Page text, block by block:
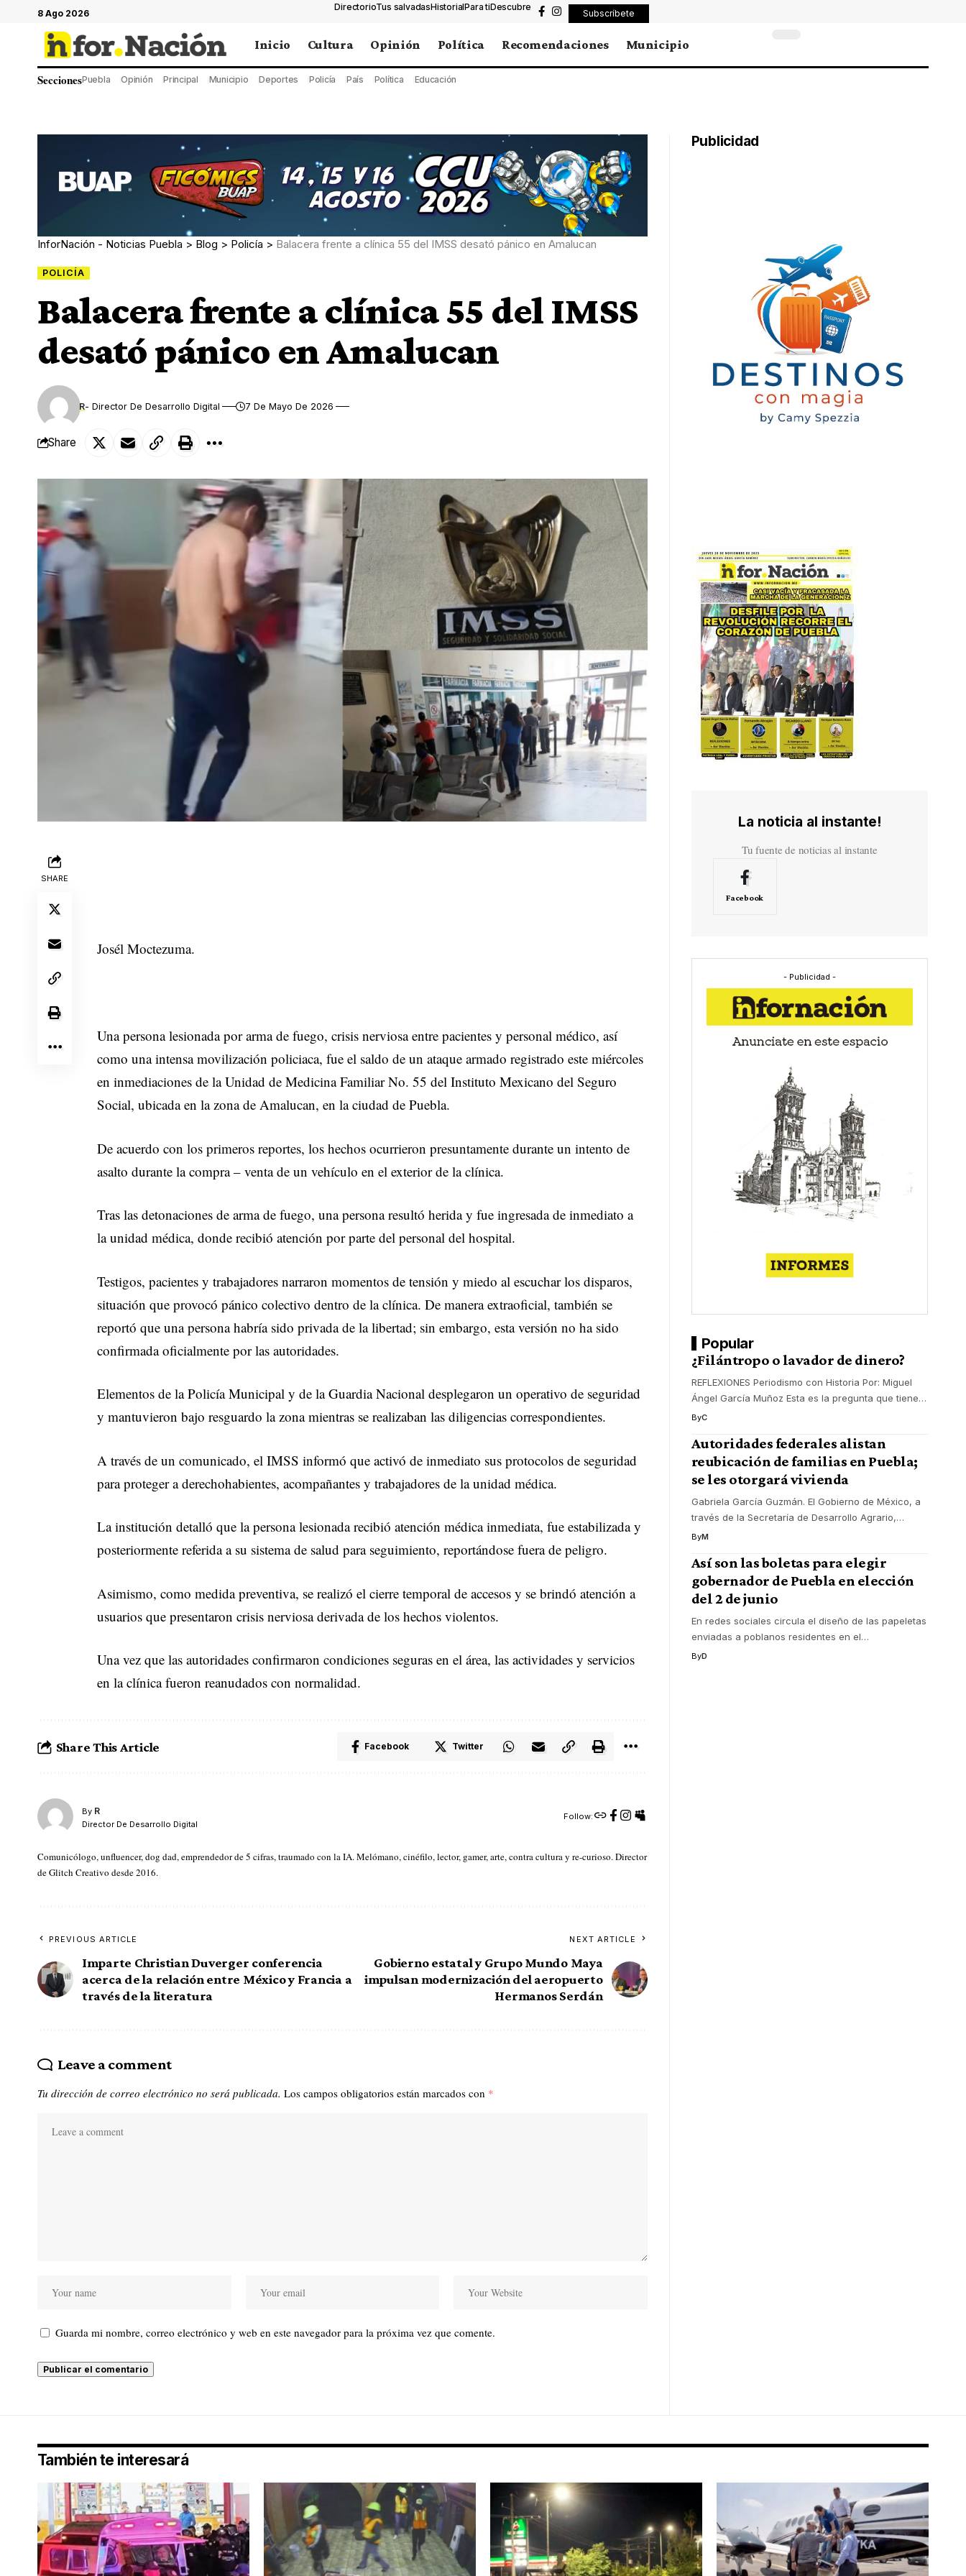
8 Ago 2026
DirectorioTus salvadasHistorialPara tiDescubre
Subscríbete
Inicio Cultura Opinión Política Recomendaciones Municipio
SeccionesPuebla Opinión Principal Municipio Deportes Policía País Política Educación
InforNación - Noticias Puebla > Blog > Policía > Balacera frente a clínica 55 del IMSS desató pánico en Amalucan
POLICÍA
Balacera frente a clínica 55 del IMSS
desató pánico en Amalucan
R- Director De Desarrollo Digital 7 De Mayo De 2026
Share
SHARE
Josél Moctezuma.
Una persona lesionada por arma de fuego, crisis nerviosa entre pacientes y personal médico, así
como una intensa movilización policiaca, fue el saldo de un ataque armado registrado este miércoles
en inmediaciones de la Unidad de Medicina Familiar No. 55 del Instituto Mexicano del Seguro
Social, ubicada en la zona de Amalucan, en la ciudad de Puebla.
De acuerdo con los primeros reportes, los hechos ocurrieron presuntamente durante un intento de
asalto durante la compra – venta de un vehículo en el exterior de la clínica.
Tras las detonaciones de arma de fuego, una persona resultó herida y fue ingresada de inmediato a
la unidad médica, donde recibió atención por parte del personal del hospital.
Testigos, pacientes y trabajadores narraron momentos de tensión y miedo al escuchar los disparos,
situación que provocó pánico colectivo dentro de la clínica. De manera extraoficial, también se
reportó que una persona habría sido privada de la libertad; sin embargo, esta versión no ha sido
confirmada oficialmente por las autoridades.
Elementos de la Policía Municipal y de la Guardia Nacional desplegaron un operativo de seguridad
y mantuvieron bajo resguardo la zona mientras se realizaban las diligencias correspondientes.
A través de un comunicado, el IMSS informó que activó de inmediato sus protocolos de seguridad
para proteger a derechohabientes, acompañantes y trabajadores de la unidad médica.
La institución detalló que la persona lesionada recibió atención médica inmediata, fue estabilizada y
posteriormente referida a su sistema de salud para seguimiento, reportándose fuera de peligro.
Asimismo, como medida preventiva, se realizó el cierre temporal de accesos y se brindó atención a
usuarios que presentaron crisis nerviosa derivada de los hechos violentos.
Una vez que las autoridades confirmaron condiciones seguras en el área, las actividades y servicios
en la clínica fueron reanudados con normalidad.
Share This Article Facebook Twitter
By R
Director De Desarrollo Digital
Follow:
Comunicólogo, unfluencer, dog dad, emprendedor de 5 cifras, traumado con la IA. Melómano, cinéfilo, lector, gamer, arte, contra cultura y re-curioso. Director
de Glitch Creativo desde 2016.
PREVIOUS ARTICLE
Imparte Christian Duverger conferencia
acerca de la relación entre México y Francia a
través de la literatura
NEXT ARTICLE
Gobierno estatal y Grupo Mundo Maya
impulsan modernización del aeropuerto
Hermanos Serdán
Leave a comment
Tu dirección de correo electrónico no será publicada. Los campos obligatorios están marcados con *
Guarda mi nombre, correo electrónico y web en este navegador para la próxima vez que comente.
Publicidad
La noticia al instante!
Tu fuente de noticias al instante
Facebook
- Publicidad -
Popular
¿Filántropo o lavador de dinero?
REFLEXIONES Periodismo con Historia Por: Miguel
Ángel García Muñoz Esta es la pregunta que tiene…
ByC
Autoridades federales alistan
reubicación de familias en Puebla;
se les otorgará vivienda
Gabriela García Guzmán. El Gobierno de México, a
través de la Secretaría de Desarrollo Agrario,…
ByM
Así son las boletas para elegir
gobernador de Puebla en elección
del 2 de junio
En redes sociales circula el diseño de las papeletas
enviadas a poblanos residentes en el…
ByD
También te interesará